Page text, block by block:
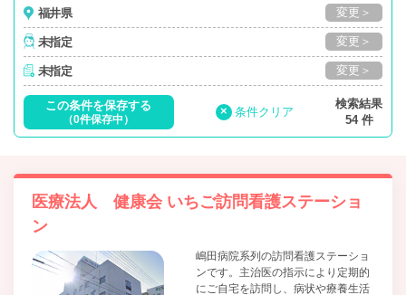
福井県 変更＞
未指定 変更＞
未指定 変更＞
この条件を保存する
（0件保存中）
× 条件クリア
検索結果
54 件
医療法人 健康会 いちご訪問看護ステーショ
ン
嶋田病院系列の訪問看護ステーショ
ンです。主治医の指示により定期的
にご自宅を訪問し、病状や療養生活